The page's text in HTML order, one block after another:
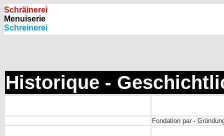
Schräinerei
Menuiserie
Schreinerei
Historique -
Fondation par -